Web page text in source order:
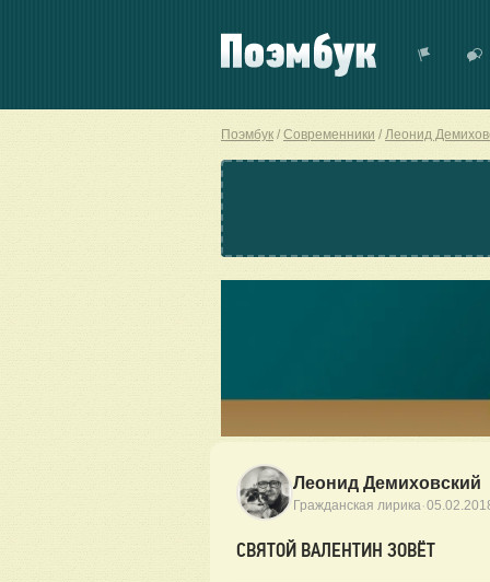
Поэмбук Современники Леонид
Леонид Демиховский
Гражданская лирика·
СВЯТОЙ ВАЛЕНТИН ЗОВЁТ